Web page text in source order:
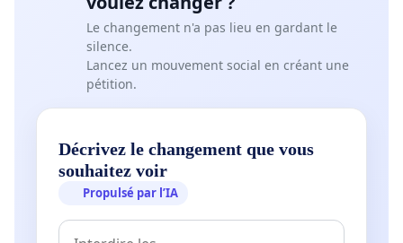
Le changement n'a pas lieu en gardant le
silence.
Lancez un mouvement social en créant une
pétition.
Décrivez le changement que vous
souhaitez voir
Propulsé par l’IA